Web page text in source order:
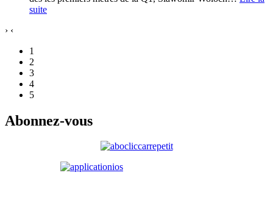
suite
› ‹
1
2
3
4
5
Abonnez-vous